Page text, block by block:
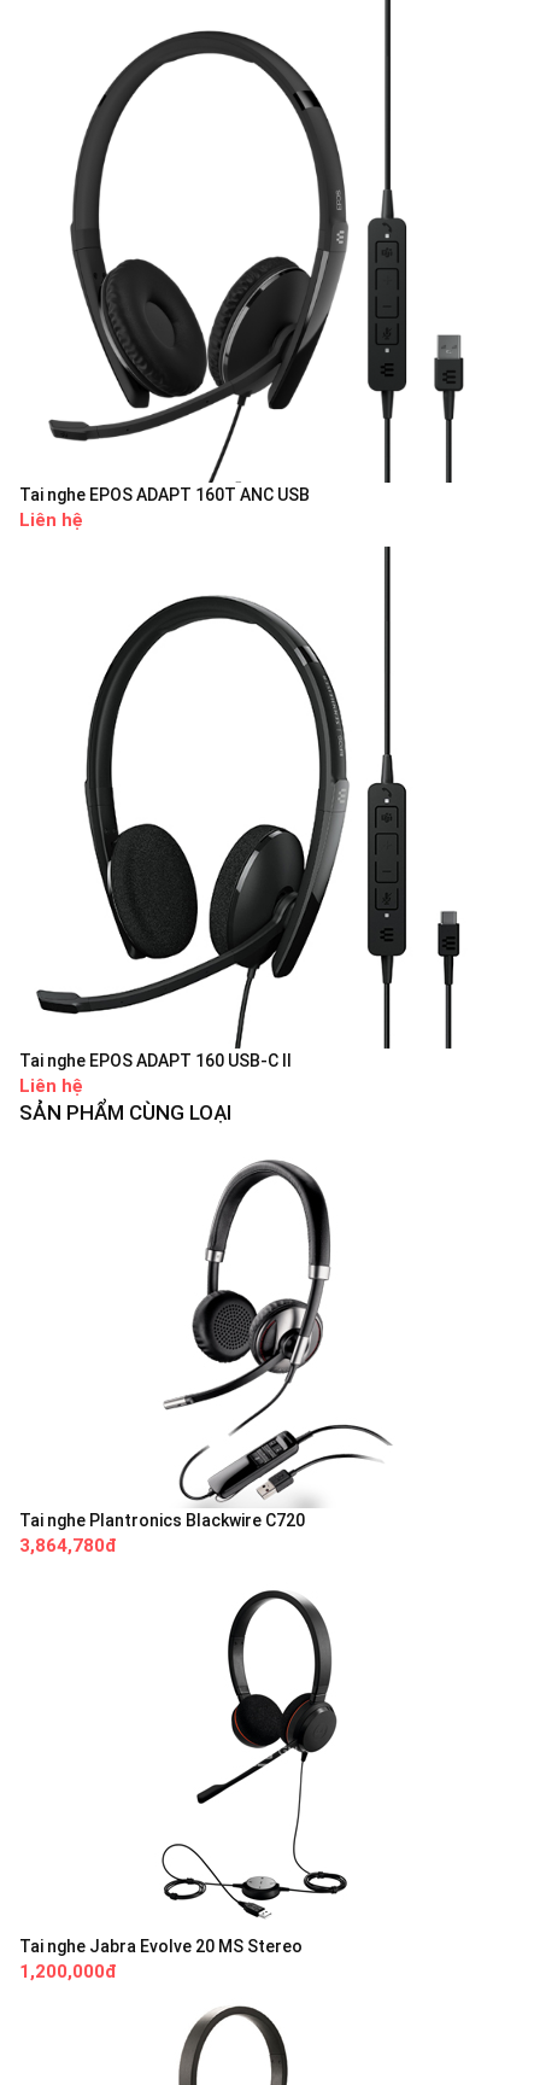
Tai nghe EPOS ADAPT 160T ANC USB
Liên hệ
Tai nghe EPOS ADAPT 160 USB-C II
Liên hệ
SẢN PHẨM CÙNG LOẠI
Tai nghe Plantronics Blackwire C720
3,864,780đ
Tai nghe Jabra Evolve 20 MS Stereo
1,200,000đ